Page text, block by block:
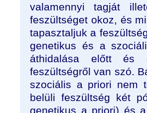
valamennyi tagját
feszültséget okoz, és
tapasztaljuk a
genetikus és a
áthidalása előtt
feszültségről van szó.
szociális a priori nem
belüli feszültség két
genetikus a priori) és